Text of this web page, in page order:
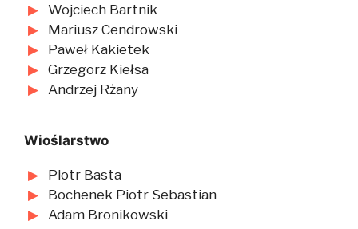
Wojciech Bartnik
Mariusz Cendrowski
Paweł Kakietek
Grzegorz Kiełsa
Andrzej Rżany
Wioślarstwo
Piotr Basta
Bochenek Piotr Sebastian
Adam Bronikowski